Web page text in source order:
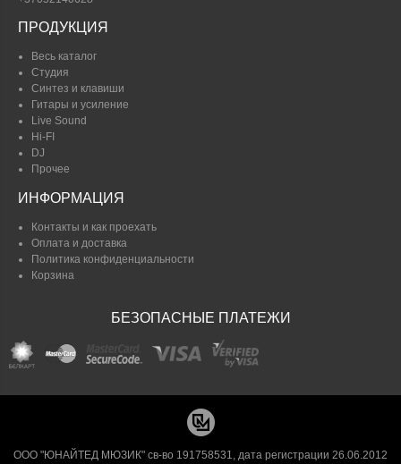
ПРОДУКЦИЯ
Весь каталог
Студия
Синтез и клавиши
Гитары и усиление
Live Sound
Hi-FI
DJ
Прочее
ИНФОРМАЦИЯ
Контакты и как проехать
Оплата и доставка
Политика конфиденциальности
Корзина
БЕЗОПАСНЫЕ ПЛАТЕЖИ
ООО "ЮНАЙТЕД МЮЗИК" св-во 191758531, дата регистрации 26.06.2012